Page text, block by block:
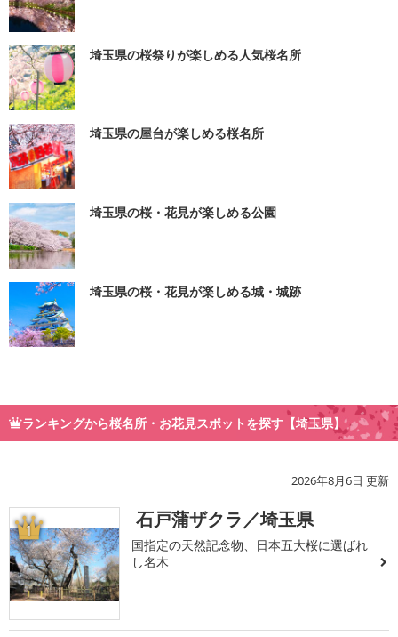
埼玉県の桜祭りが楽しめる人気桜名所
埼玉県の屋台が楽しめる桜名所
埼玉県の桜・花見が楽しめる公園
埼玉県の桜・花見が楽しめる城・城跡
ランキングから桜名所・お花見スポットを探す【埼玉県】
2026年8月6日 更新
1 石戸蒲ザクラ／埼玉県
国指定の天然記念物、日本五大桜に選ばれ
し名木